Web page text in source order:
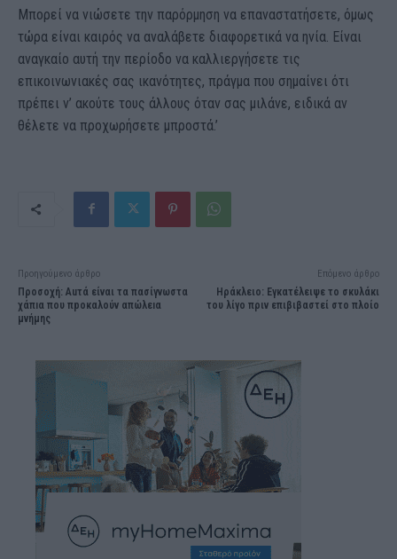
Μπορεί να νιώσετε την παρόρμηση να επαναστατήσετε, όμως
τώρα είναι καιρός να αναλάβετε διαφορετικά να ηνία. Είναι
αναγκαίο αυτή την περίοδο να καλλιεργήσετε τις
επικοινωνιακές σας ικανότητες, πράγμα που σημαίνει ότι
πρέπει ν’ ακούτε τους άλλους όταν σας μιλάνε, ειδικά αν
θέλετε να προχωρήσετε μπροστά.’
Προηγούμενο άρθρο
Προσοχή: Αuτά είναι τα πασίγνωστα
χάπıα που πpοκαλούν απώλεıα
μνήμης
Επόμενο άρθρο
Ηράκλειο: Εγκατέλειψε το σκυλάκι
του λίγο πριν επιβιβαστεί στο πλοίο